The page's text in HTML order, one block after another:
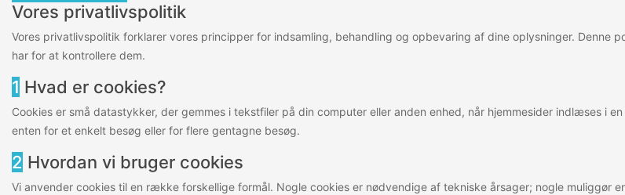
Vores privatlivspolitik
Vores privatlivspolitik forklarer vores principper for indsamling, behandling og opbevaring af dine oplysninger. Denne
har for at kontrollere dem.
1 Hvad er cookies?
Cookies er små datastykker, der gemmes i tekstfiler på din computer eller anden enhed, når hjemmesider indlæses i
enten for et enkelt besøg eller for flere gentagne besøg.
2 Hvordan vi bruger cookies
Vi anvender cookies til en række forskellige formål. Nogle cookies er nødvendige af tekniske årsager; nogle muliggør